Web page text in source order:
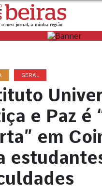
GERAL
e Paz é
em